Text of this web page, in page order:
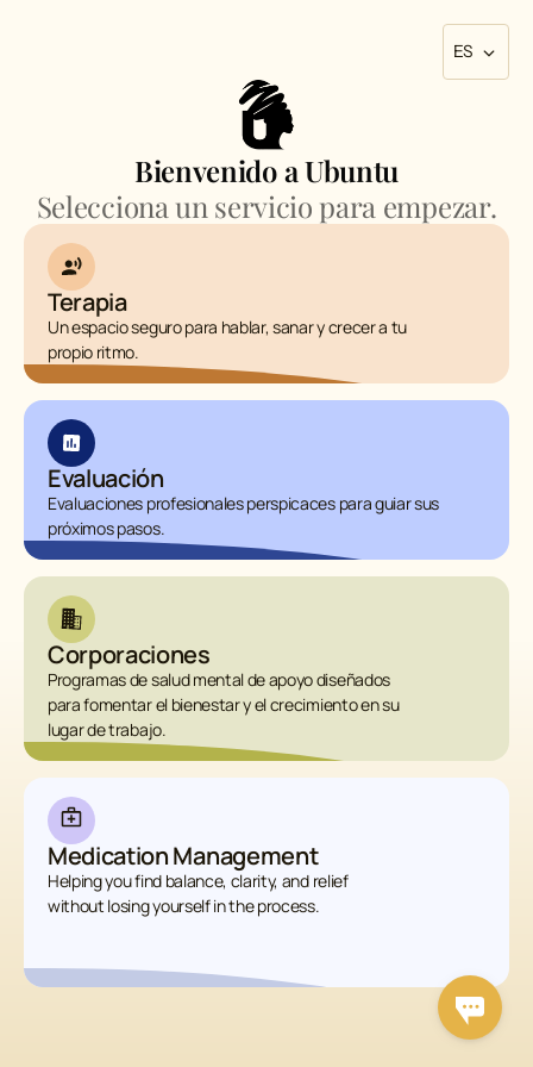
Bienvenido a Ubuntu
Selecciona un servicio para empezar.
Terapia
Un espacio seguro para hablar, sanar y crecer a tu
propio ritmo.
Evaluación
Evaluaciones profesionales perspicaces para guiar sus
próximos pasos.
Corporaciones
Programas de salud mental de apoyo diseñados
para fomentar el bienestar y el crecimiento en su
lugar de trabajo.
Medication Management
Helping you find balance, clarity, and relief
without losing yourself in the process.
ES